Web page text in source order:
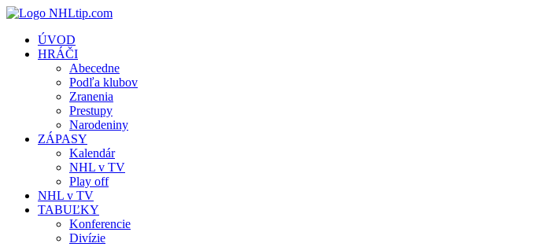
ÚVOD
HRÁČI
Abecedne
Podľa klubov
Zranenia
Prestupy
Narodeniny
ZÁPASY
Kalendár
NHL v TV
Play off
NHL v TV
TABUĽKY
Konferencie
Divízie